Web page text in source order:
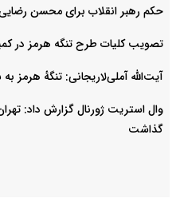
حکم رهبر انقلاب برای محسن
تصویب کلیات طرح تنگه هرمز در
آیت‌الله آملی‌لاریجانی: تنگهٔ
گذاشت